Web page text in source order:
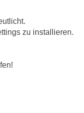
zu installieren.